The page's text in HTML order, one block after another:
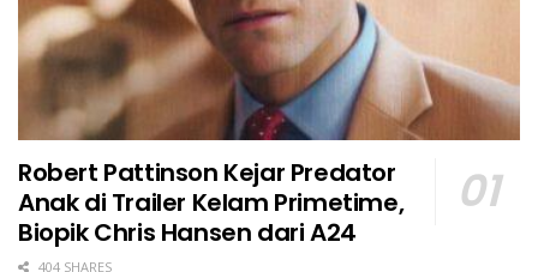
Robert Pattinson Kejar Predator
Anak di Trailer Kelam Primetime,
Biopik Chris Hansen dari A24
404 SHARES